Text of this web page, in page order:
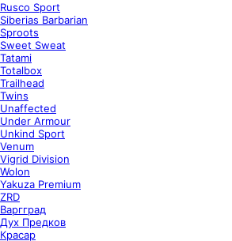
Rusco Sport
Siberias Barbarian
Sproots
Sweet Sweat
Tatami
Totalbox
Trailhead
Twins
Unaffected
Under Armour
Unkind Sport
Venum
Vigrid Division
Wolon
Yakuza Premium
ZRD
Варгград
Дух Предков
Красар